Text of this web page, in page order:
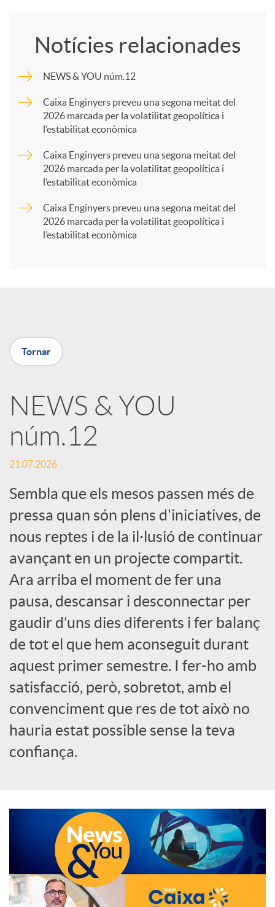
p
a
a
r
x
e
s
S
o
c
i
l
s
Notícies relacionades
NEWS & YOU núm.12
Caixa Enginyers preveu una segona meitat del
2026 marcada per la volatilitat geopolítica i
l’estabilitat econòmica
Caixa Enginyers preveu una segona meitat del
2026 marcada per la volatilitat geopolítica i
l’estabilitat econòmica
Caixa Enginyers preveu una segona meitat del
2026 marcada per la volatilitat geopolítica i
l’estabilitat econòmica
Tornar
NEWS & YOU
núm.12
21.07.2026
Sembla que els mesos passen més de
pressa quan són plens d'iniciatives, de
nous reptes i de la il·lusió de continuar
avançant en un projecte compartit.
Ara arriba el moment de fer una
pausa, descansar i desconnectar per
gaudir d’uns dies diferents i fer balanç
de tot el que hem aconseguit durant
aquest primer semestre. I fer-ho amb
satisfacció, però, sobretot, amb el
convenciment que res de tot això no
hauria estat possible sense la teva
confiança.